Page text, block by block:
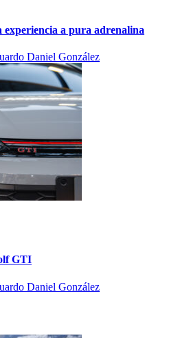
a pura adrenalina
Daniel González
GTI
Daniel González